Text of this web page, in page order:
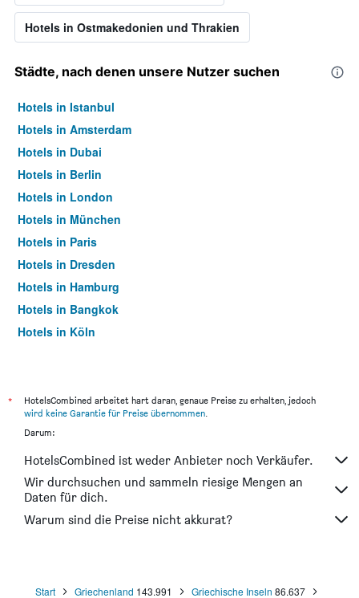
Hotels in Ostmakedonien und Thrakien
Städte, nach denen unsere Nutzer suchen
Hotels in Istanbul
Hotels in Amsterdam
Hotels in Dubai
Hotels in Berlin
Hotels in London
Hotels in München
Hotels in Paris
Hotels in Dresden
Hotels in Hamburg
Hotels in Bangkok
Hotels in Köln
*
HotelsCombined arbeitet hart daran, genaue Preise zu erhalten, jedoch
wird keine Garantie für Preise übernommen.
Darum:
HotelsCombined ist weder Anbieter noch Verkäufer.
Wir durchsuchen und sammeln riesige Mengen an
Daten für dich.
Warum sind die Preise nicht akkurat?
Start Griechenland 143.991 Griechische Inseln 86.637